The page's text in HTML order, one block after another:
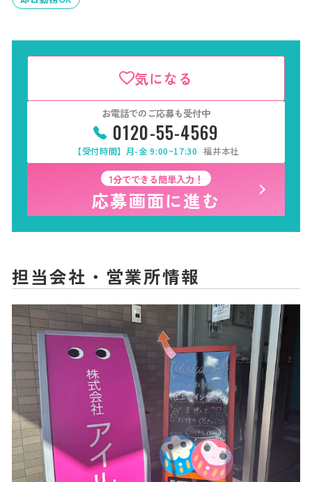
気になる
お電話でのご応募も受付中
0120-55-4569
【受付時間】月-金 9:00~17:30 福井本社
1分でできる簡単入力！
応募画面に進む
担当会社・営業所情報